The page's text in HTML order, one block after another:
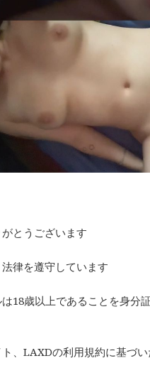
とうございます
律を遵守しています
18歳以上であることを身分
、LAXDの利用規約に基づい